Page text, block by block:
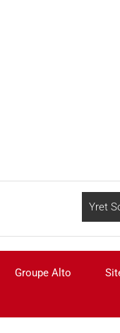
Yret
Groupe Alto